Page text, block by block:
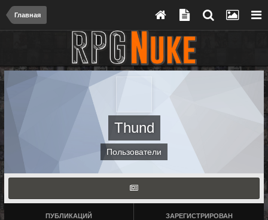
Главная
Thund
Пользователи
ПУБЛИКАЦИЙ ЗАРЕГИСТРИРОВАН